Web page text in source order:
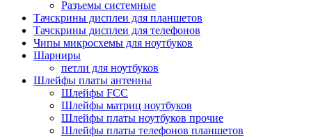
Разъемы системные
Тачскрины дисплеи для планшетов
Тачскрины дисплеи для телефонов
Чипы микросхемы для ноутбуков
Шарниры
петли для ноутбуков
Шлейфы платы антенны
Шлейфы FCC
Шлейфы матриц ноутбуков
Шлейфы платы ноутбуков прочие
Шлейфы платы телефонов планшетов